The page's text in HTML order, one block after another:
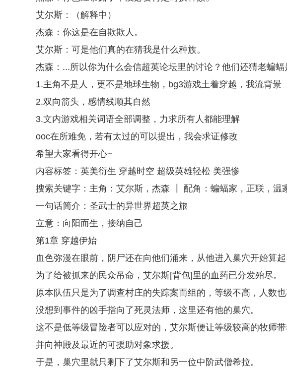
艾尔斯：（解释中）
杰森：你这是在自欺欺人。
艾尔斯：可是他们真的在猜我是什么种族。
杰森：...所以你为什么会信超英论坛里的讨论？他们还猜老蝙蝠
1.主角不是人，更不是地球生物，bg3游戏土着穿越，我流背景
2.双向箭头，感情线顺其自然
3.文内游戏相关词语全部调整，力求所有人都能理解
ooc在所难免，若有太过的可以提出，我会求证修改
希望大家看得开心~
内容标签：英美衍生 穿越时空 超级英雄轻松 美强惨
搜索关键字：主角：艾尔斯，杰森 ┃ 配角：蝙蝠家，正联，
一句话简介：圣武士的异世界超英之旅
立意：向阳而生，接纳自己
第1章 穿越伊始
血色弥漫在眼前，阴尸还在向他们涌来，从他进入巢穴开始算起
为了给被抓来的民众吊命，艾尔斯[背包]里的血药已分发殆尽。
原本队伍只是为了调查村庄的失踪案而组的，等级不高，人数也
没想到事件的凶手指向了死灵法师，这里还有他的巢穴。
这不是低等级冒险者可以应对的，艾尔斯便让等级较高的牧师
并向神殿及最近的可援助对象求援。
于是，巢穴里就只剩下了艾尔斯和另一位中阶武僧希拉。